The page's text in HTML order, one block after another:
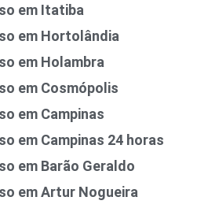
em Itatiba
em Hortolândia
em Holambra
em Cosmópolis
em Campinas
em Campinas 24 horas
em Barão Geraldo
em Artur Nogueira